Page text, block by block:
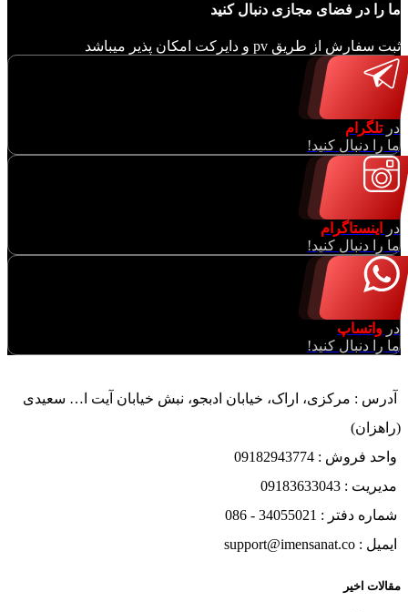
ما را در فضای مجازی دنبال کنید
ثبت سفارش از طریق pv و دایرکت امکان پذیر میباشد
درتلگرام
ما را دنبال کنید!
در
اینستاگرام
ما را دنبال کنید!
در واتساپ
ما را دنبال کنید!
آدرس : مرکزی، اراک، خیابان ادبجو، نبش خیابان آیت ا… سعیدی
(راهزان)
واحد فروش : 09182943774
مدیریت : 09183633043
شماره دفتر : 34055021 - 086
ایمیل : support@imensanat.co
مقالات اخیر